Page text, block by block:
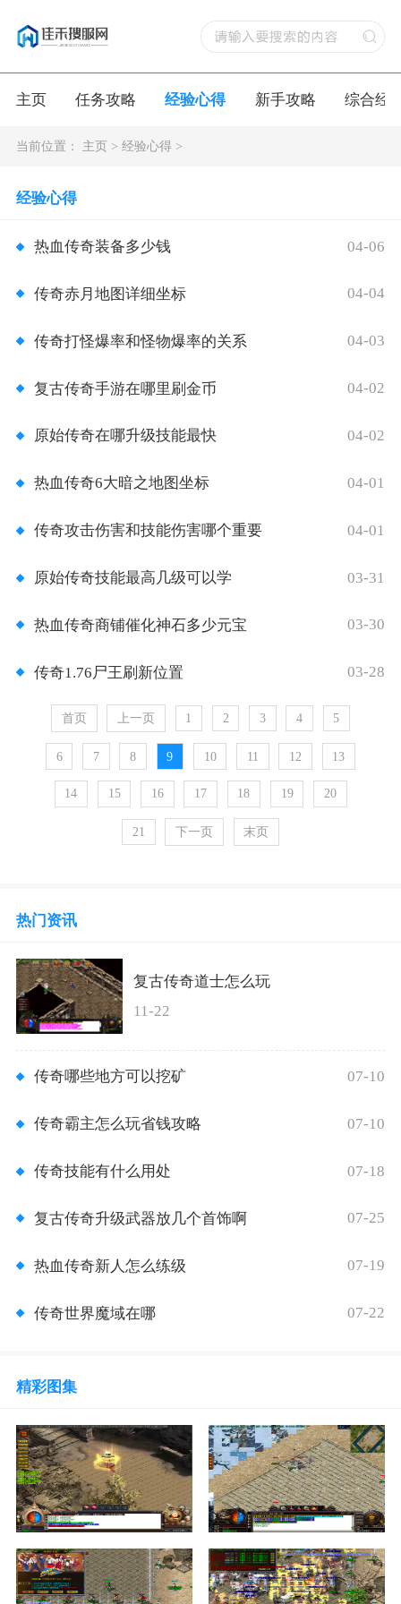
主页 任务攻略 经验心得 新手攻略 综合经
当前位置： 主页> 经验心得>
经验心得
热血传奇装备多少钱 04-06
传奇赤月地图详细坐标 04-04
传奇打怪爆率和怪物爆率的关系 04-03
复古传奇手游在哪里刷金币 04-02
原始传奇在哪升级技能最快 04-02
热血传奇6大暗之地图坐标 04-01
传奇攻击伤害和技能伤害哪个重要 04-01
原始传奇技能最高几级可以学 03-31
热血传奇商铺催化神石多少元宝 03-30
传奇1.76尸王刷新位置 03-28
首页 上一页 1 2 3 4 5
6 7 8 9 10 11 12 13
14 15 16 17 18 19 20
21 下一页 末页
热门资讯
复古传奇道士怎么玩
11-22
传奇哪些地方可以挖矿 07-10
传奇霸主怎么玩省钱攻略 07-10
传奇技能有什么用处 07-18
复古传奇升级武器放几个首饰啊 07-25
热血传奇新人怎么练级 07-19
传奇世界魔域在哪 07-22
精彩图集